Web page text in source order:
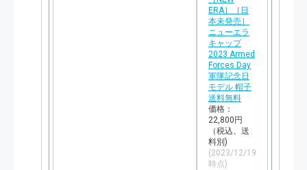
ERA］［日
本未発売］
ニューエラ
キャップ
2023 Armed
Forces Day
軍隊記念日
モデル 帽子
送料無料
価格：
22,800円
（税込、送
料別)
(2023/12/19
時点)